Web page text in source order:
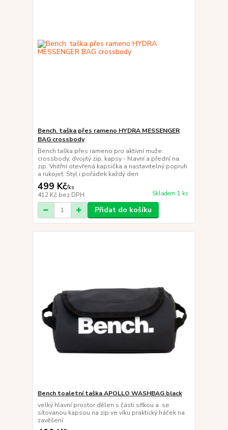
Bench. taška přes rameno HYDRA MESSENGER
BAG crossbody
Bench taška přes rameno pro aktivní muže:
crossbody, dvojitý zip, kapsy - hlavní a přední na
zip. Vnitřní otevřená kapsička a nastavitelný popruh
a rukojeť. Styl i pořádek každý den
499 Kč/ks
412 Kč bez DPH Skladem 1 ks
Přidat do košíku
Bench toaletní taška APOLLO WASHBAG black
velký hlavní prostor dělen s části síťkou a se
sítovanou kapsou na zip ve víku praktický háček na
zavěšení